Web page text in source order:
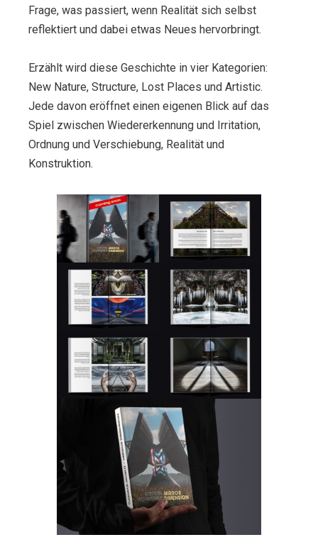
Frage, was passiert, wenn Realität sich selbst
reflektiert und dabei etwas Neues hervorbringt.
Erzählt wird diese Geschichte in vier Kategorien:
New Nature, Structure, Lost Places und Artistic.
Jede davon eröffnet einen eigenen Blick auf das
Spiel zwischen Wiedererkennung und Irritation,
Ordnung und Verschiebung, Realität und
Konstruktion.